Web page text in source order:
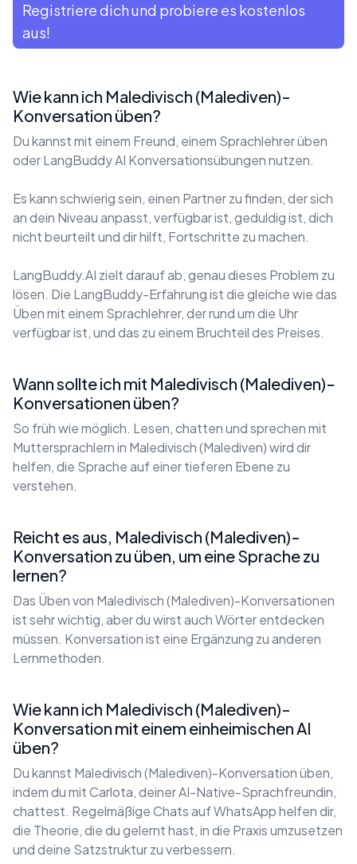
Registriere dich und probiere es kostenlos
aus!
Wie kann ich Maledivisch (Malediven)-
Konversation üben?
Du kannst mit einem Freund, einem Sprachlehrer üben
oder LangBuddy AI Konversationsübungen nutzen.
Es kann schwierig sein, einen Partner zu finden, der sich
an dein Niveau anpasst, verfügbar ist, geduldig ist, dich
nicht beurteilt und dir hilft, Fortschritte zu machen.
LangBuddy.AI zielt darauf ab, genau dieses Problem zu
lösen. Die LangBuddy-Erfahrung ist die gleiche wie das
Üben mit einem Sprachlehrer, der rund um die Uhr
verfügbar ist, und das zu einem Bruchteil des Preises.
Wann sollte ich mit Maledivisch (Malediven)-
Konversationen üben?
So früh wie möglich. Lesen, chatten und sprechen mit
Muttersprachlern in Maledivisch (Malediven) wird dir
helfen, die Sprache auf einer tieferen Ebene zu
verstehen.
Reicht es aus, Maledivisch (Malediven)-
Konversation zu üben, um eine Sprache zu
lernen?
Das Üben von Maledivisch (Malediven)-Konversationen
ist sehr wichtig, aber du wirst auch Wörter entdecken
müssen. Konversation ist eine Ergänzung zu anderen
Lernmethoden.
Wie kann ich Maledivisch (Malediven)-
Konversation mit einem einheimischen AI
üben?
Du kannst Maledivisch (Malediven)-Konversation üben,
indem du mit Carlota, deiner AI-Native-Sprachfreundin,
chattest. Regelmäßige Chats auf WhatsApp helfen dir,
die Theorie, die du gelernt hast, in die Praxis umzusetzen
und deine Satzstruktur zu verbessern.